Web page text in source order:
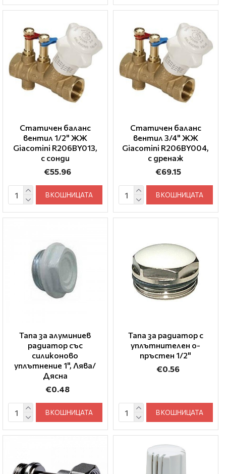
Статичен баланс
вентил 1/2" ЖЖ
Giacomini R206BY013,
с сонди
€55.96
В КОШНИЦАТА
Статичен баланс
вентил 3/4" ЖЖ
Giacomini R206BY004,
с дренаж
€69.15
В КОШНИЦАТА
Тапа за алуминиев
радиатор със
силиконово
уплътнение 1", Лява/
Дясна
€0.48
В КОШНИЦАТА
Тапа за радиатор с
уплътнителен о-
пръстен 1/2"
€0.56
В КОШНИЦАТА